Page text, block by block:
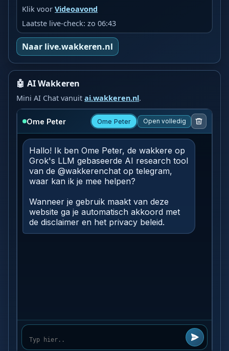
Klik voorVideoavond
Laatste live-check: zo 06:43
Naar live.wakkeren.nl
🤖 AI Wakkeren
Mini AI Chat vanuitai.wakkeren.nl.